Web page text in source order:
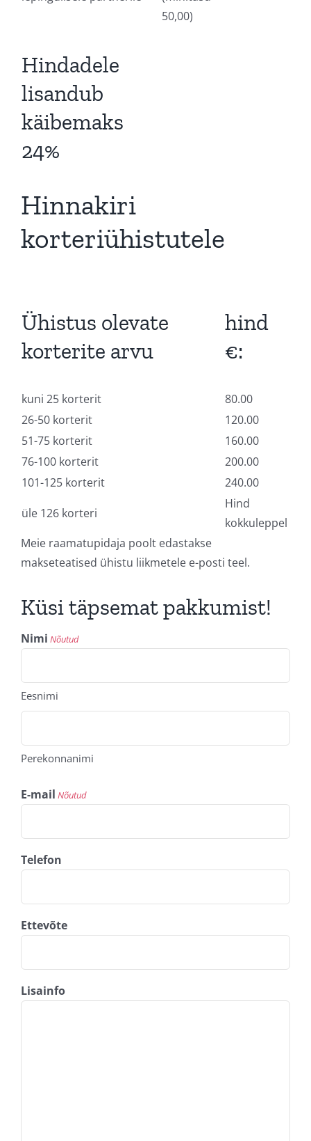
50,00)
Hindadele
lisandub
käibemaks
24%
Hinnakiri
korteriühistutele
Ühistus olevate
korterite arvu
hind
€:
kuni 25 korterit
80.00
26-50 korterit
120.00
51-75 korterit
160.00
76-100 korterit
200.00
101-125 korterit
240.00
üle 126 korteri
Hind
kokkuleppel
Meie raamatupidaja poolt edastakse
makseteatised ühistu liikmetele e-posti teel.
Küsi täpsemat pakkumist!
Nimi Nõutud
Eesnimi
Perekonnanimi
E-mail Nõutud
Telefon
Ettevõte
Lisainfo